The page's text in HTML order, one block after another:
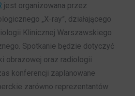
jest organizowana przez
„X-ray”, działającego
Klinicznej Warszawskiego
Spotkanie będzie dotyczyć
obrazowej oraz radiologii
konferencji zaplanowane
zarówno reprezentantów